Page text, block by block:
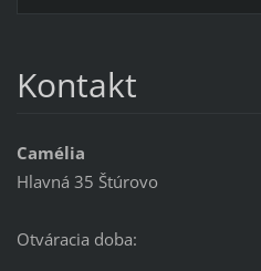
Kontakt
Camélia
Hlavná 35 Štúrovo
Otváracia doba: